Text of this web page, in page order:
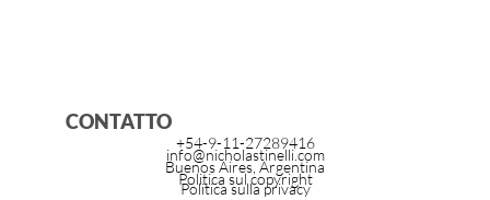
CONTATTO
+54-9-11-27289416
info@nicholastinelli.com
Buenos Aires, Argentina
Politica sul copyright
Politica sulla privacy